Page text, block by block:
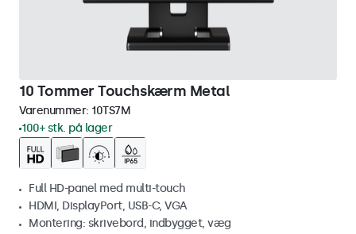
10 Tommer Touchskærm Metal
Varenummer: 10TS7M
100+ stk. på lager
Full HD-panel med multi-touch
HDMI, DisplayPort, USB-C, VGA
Montering: skrivebord, indbygget, væg